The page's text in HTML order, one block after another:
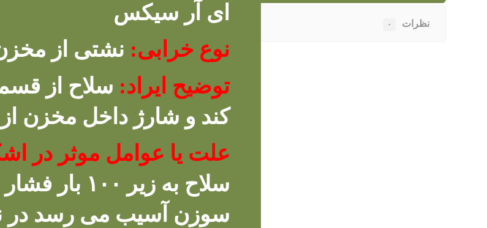
نظرات ۰
ای آر سیکس
نوع خرابی: نشتی از
توضیح ایراد: سلاح از
کند و شارژ داخل مخزن
علت یا عوامل موثر در
سلاح به
سوزن آسیب می رسد در